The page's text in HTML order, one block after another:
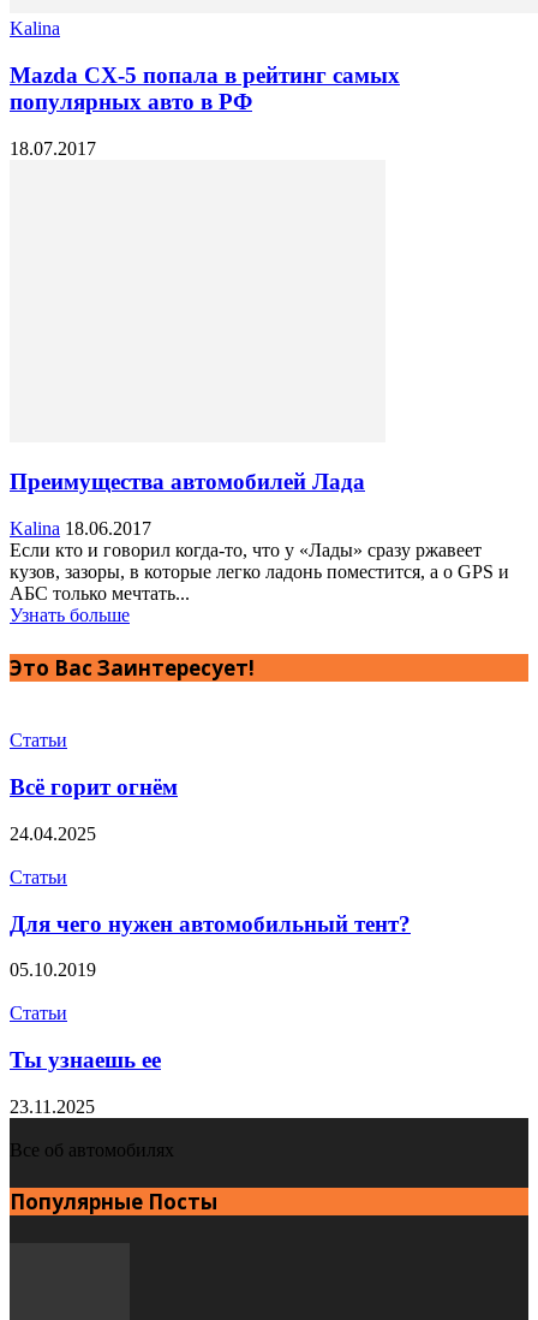
Kalina
Mazda CX-5 попала в рейтинг самых
популярных авто в РФ
18.07.2017
Преимущества автомобилей Лада
Kalina 18.06.2017
Если кто и говорил когда-то, что у «Лады» сразу ржавеет
кузов, зазоры, в которые легко ладонь поместится, а о GPS и
АБС только мечтать...
Узнать больше
Это Вас Заинтересует!
Статьи
Всё горит огнём
24.04.2025
Статьи
Для чего нужен автомобильный тент?
05.10.2019
Статьи
Ты узнаешь ее
23.11.2025
Все об автомобилях
Популярные Посты